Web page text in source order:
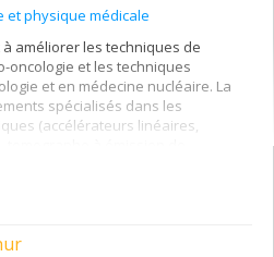
et physique médicale
améliorer les techniques de
oncologie et les techniques
et en médecine nucléaire. La
spécialisés dans les
(accélérateurs linéaires,
curiethérapie) permet de
dont l'application clinique est